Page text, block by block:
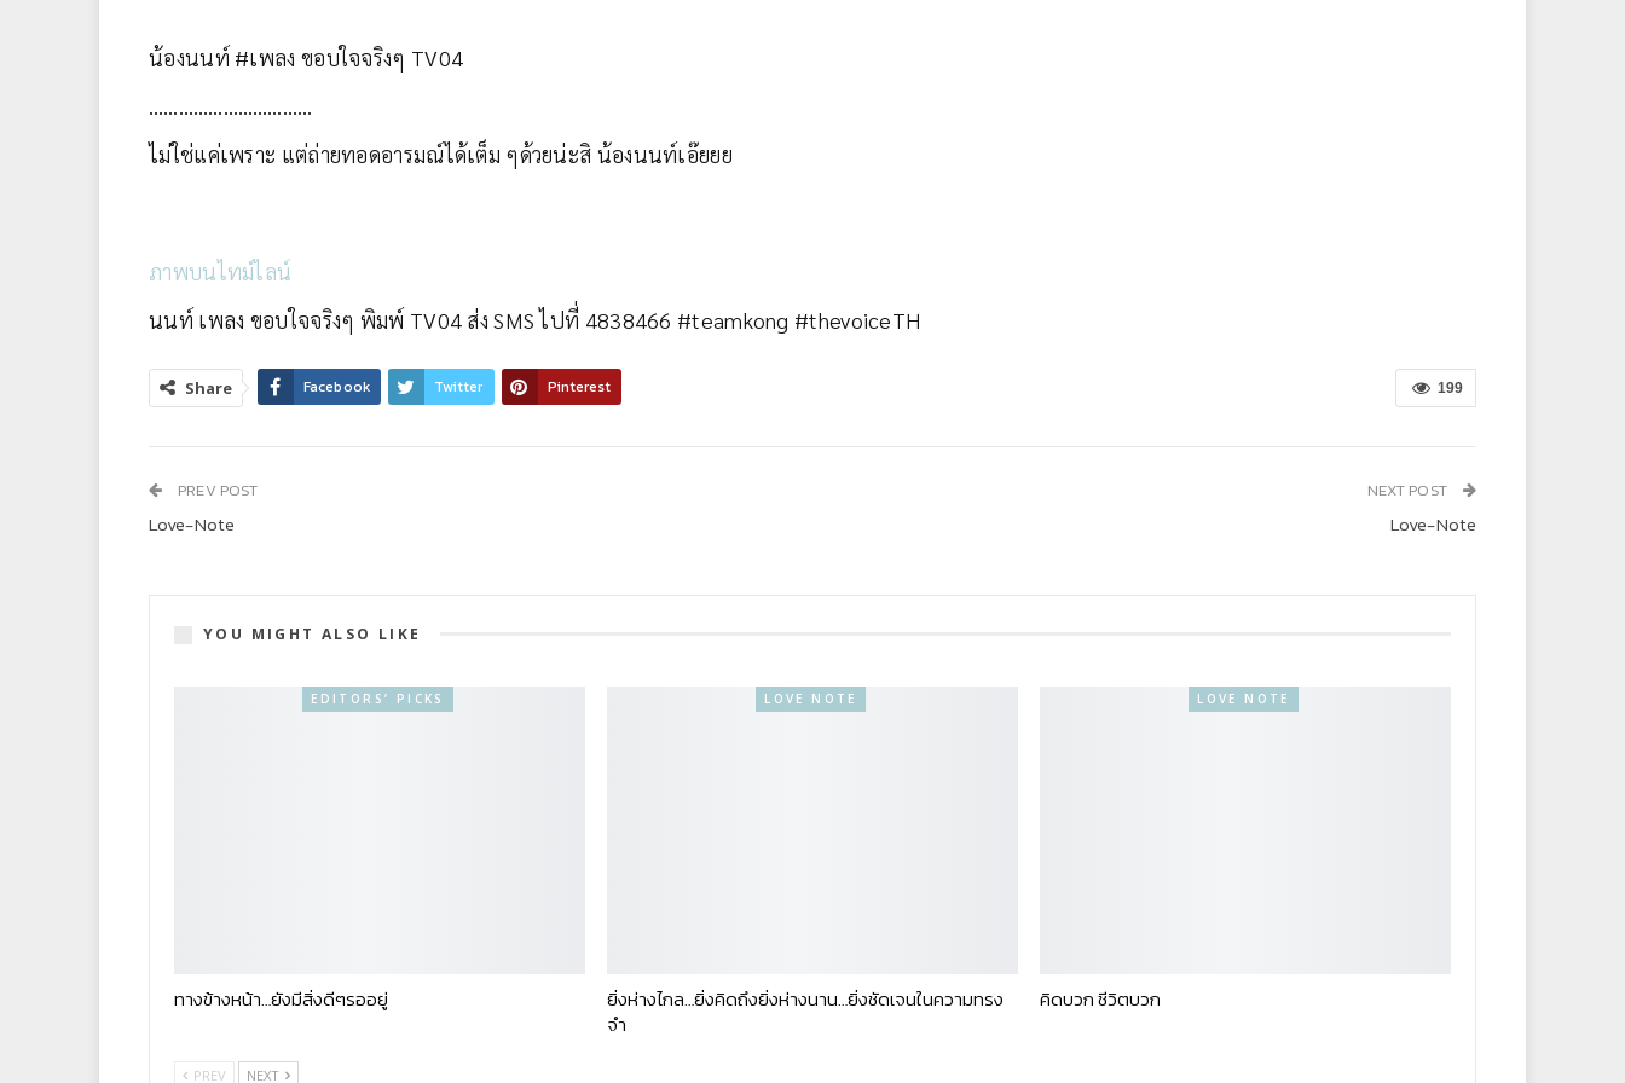
น้องนนท์ #เพลง ขอบใจจริงๆ TV04
……………………………
ไม่ใช่แค่เพราะ แต่ถ่ายทอดอารมณ์ได้เต็ม ๆด้วยน่ะสิ น้องนนท์เอ๊ยยย
ภาพบนไทม์ไลน์
นนท์ เพลง ขอบใจจริงๆ พิมพ์ TV04 ส่ง SMS ไปที่ 4838466 #teamkong #thevoiceTH
199
Share Facebook Twitter Pinterest
PREV POST
Love-Note
NEXT POST
Love-Note
YOU MIGHT ALSO LIKE
EDITORS’ PICKS
ทางข้างหน้า…ยังมีสิ่งดีๆรออยู่
LOVE NOTE
ยิ่งห่างไกล…ยิ่งคิดถึงยิ่งห่างนาน…ยิ่งชัดเจนในความทรง
จำ
LOVE NOTE
คิดบวก ชีวิตบวก
PREV NEXT